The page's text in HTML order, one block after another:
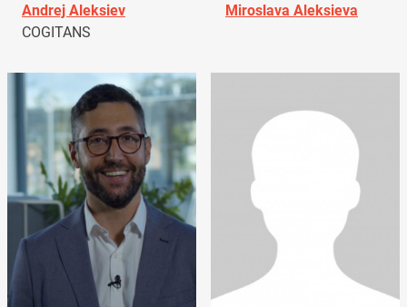
Andrej Aleksiev
COGITANS
Miroslava Aleksieva